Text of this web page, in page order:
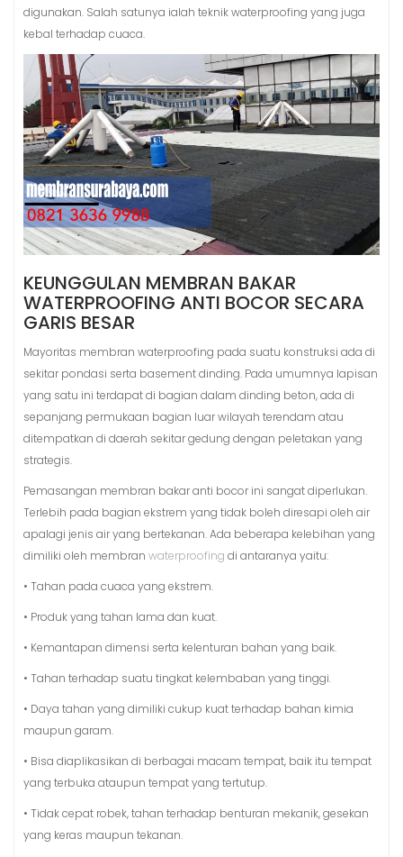
digunakan. Salah satunya ialah teknik waterproofing yang juga
kebal terhadap cuaca.
KEUNGGULAN MEMBRAN BAKAR
WATERPROOFING ANTI BOCOR SECARA
GARIS BESAR
Mayoritas membran waterproofing pada suatu konstruksi ada di
sekitar pondasi serta basement dinding. Pada umumnya lapisan
yang satu ini terdapat di bagian dalam dinding beton, ada di
sepanjang permukaan bagian luar wilayah terendam atau
ditempatkan di daerah sekitar gedung dengan peletakan yang
strategis.
Pemasangan membran bakar anti bocor ini sangat diperlukan.
Terlebih pada bagian ekstrem yang tidak boleh diresapi oleh air
apalagi jenis air yang bertekanan. Ada beberapa kelebihan yang
dimiliki oleh membran waterproofing di antaranya yaitu:
• Tahan pada cuaca yang ekstrem.
• Produk yang tahan lama dan kuat.
• Kemantapan dimensi serta kelenturan bahan yang baik.
• Tahan terhadap suatu tingkat kelembaban yang tinggi.
• Daya tahan yang dimiliki cukup kuat terhadap bahan kimia
maupun garam.
• Bisa diaplikasikan di berbagai macam tempat, baik itu tempat
yang terbuka ataupun tempat yang tertutup.
• Tidak cepat robek, tahan terhadap benturan mekanik, gesekan
yang keras maupun tekanan.